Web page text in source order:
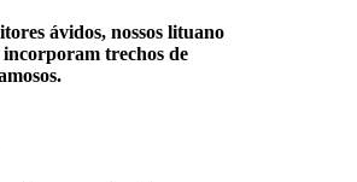
ávidos, nossos lituano
trechos de